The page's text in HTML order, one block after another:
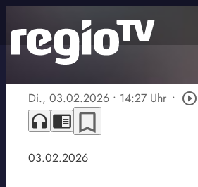
Di., 03.02.2026 • 14:27 Uhr • play_circle_outline
headphones chrome_reader_mode bookmark_border
03.02.2026